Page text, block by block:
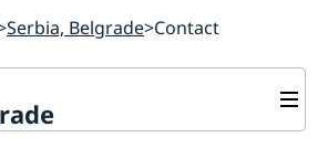
Serbia, Belgrade Contact